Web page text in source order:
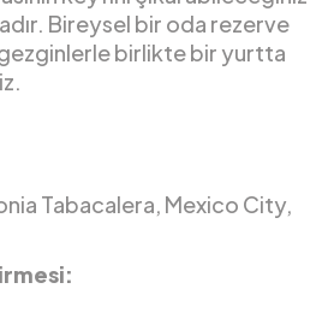
Bireysel bir oda rezerve
birlikte bir yurtta
Tabacalera, Mexico City,